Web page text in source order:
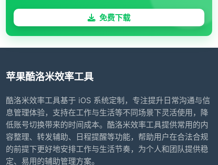
免费下载
苹果酷洛米效率工具
酷洛米效率工具基于 iOS 系统定制，专注提升日常沟通与信
息管理体验，支持在工作与生活等不同场景下灵活使用，降
低账号切换带来的时间成本。酷洛米效率工具提供常用的内
容整理、转发辅助、日程提醒等功能，帮助用户在合法合规
的前提下更好地安排工作与生活节奏，为个人和团队提供稳
定、易用的辅助管理方案。